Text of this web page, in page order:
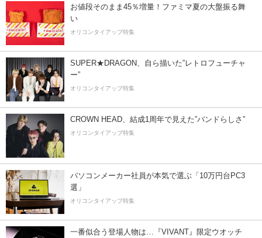
お値段そのまま45％増量！ファミマ夏の大盤振る舞
い
オリコンタイアップ特集
SUPER★DRAGON、自ら描いた”レトロフューチャ
ー”
オリコンタイアップ特集
CROWN HEAD、結成1周年で見えた”バンドらしさ”
オリコンタイアップ特集
パソコンメーカー社員が本気で選ぶ「10万円台PC3
選」
オリコンタイアップ特集
一番似合う登場人物は…『VIVANT』限定ウオッチ